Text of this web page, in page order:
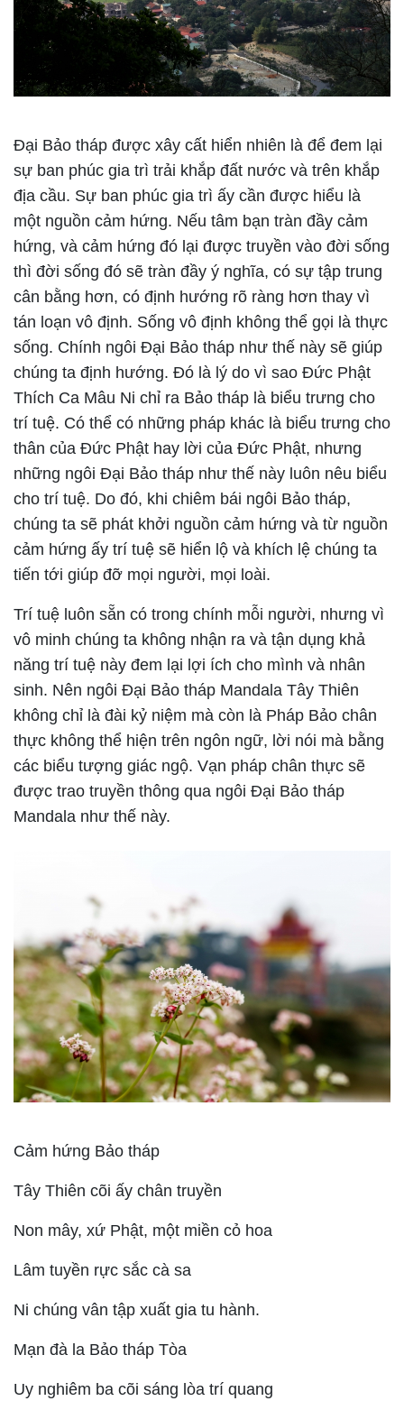
Đại Bảo tháp được xây cất hiển nhiên là để đem lại
sự ban phúc gia trì trải khắp đất nước và trên khắp
địa cầu. Sự ban phúc gia trì ấy cần được hiểu là
một nguồn cảm hứng. Nếu tâm bạn tràn đầy cảm
hứng, và cảm hứng đó lại được truyền vào đời sống
thì đời sống đó sẽ tràn đầy ý nghĩa, có sự tập trung
cân bằng hơn, có định hướng rõ ràng hơn thay vì
tán loạn vô định. Sống vô định không thể gọi là thực
sống. Chính ngôi Đại Bảo tháp như thế này sẽ giúp
chúng ta định hướng. Đó là lý do vì sao Đức Phật
Thích Ca Mâu Ni chỉ ra Bảo tháp là biểu trưng cho
trí tuệ. Có thể có những pháp khác là biểu trưng cho
thân của Đức Phật hay lời của Đức Phật, nhưng
những ngôi Đại Bảo tháp như thế này luôn nêu biểu
cho trí tuệ. Do đó, khi chiêm bái ngôi Bảo tháp,
chúng ta sẽ phát khởi nguồn cảm hứng và từ nguồn
cảm hứng ấy trí tuệ sẽ hiển lộ và khích lệ chúng ta
tiến tới giúp đỡ mọi người, mọi loài.
Trí tuệ luôn sẵn có trong chính mỗi người, nhưng vì
vô minh chúng ta không nhận ra và tận dụng khả
năng trí tuệ này đem lại lợi ích cho mình và nhân
sinh. Nên ngôi Đại Bảo tháp Mandala Tây Thiên
không chỉ là đài kỷ niệm mà còn là Pháp Bảo chân
thực không thể hiện trên ngôn ngữ, lời nói mà bằng
các biểu tượng giác ngộ. Vạn pháp chân thực sẽ
được trao truyền thông qua ngôi Đại Bảo tháp
Mandala như thế này.
Cảm hứng Bảo tháp
Tây Thiên cõi ấy chân truyền
Non mây, xứ Phật, một miền cỏ hoa
Lâm tuyền rực sắc cà sa
Ni chúng vân tập xuất gia tu hành.
Mạn đà la Bảo tháp Tòa
Uy nghiêm ba cõi sáng lòa trí quang